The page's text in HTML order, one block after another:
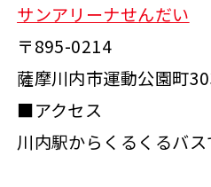
サンアリーナせんだい
〒895-0214
薩摩川内市運動公園町
■アクセス
川内駅からくるくるバ